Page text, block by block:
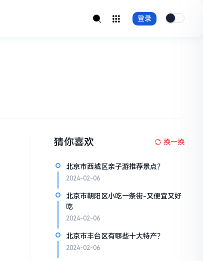
登录
猜你喜欢 换一换
北京市西城区亲子游推荐景点？
2024-02-06
北京市朝阳区小吃一条街-又便宜又好
吃
2024-02-06
北京市丰台区有哪些十大特产？
2024-02-06